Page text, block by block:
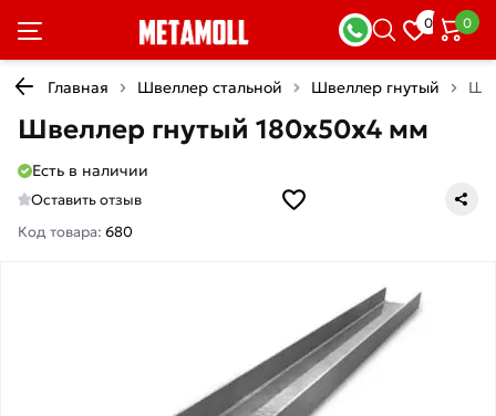
0 0
Главная Швеллер стальной Швеллер гнутый
Швеллер гнутый 180х50х4 мм
Есть в наличии
Оставить отзыв
Код товара: 680